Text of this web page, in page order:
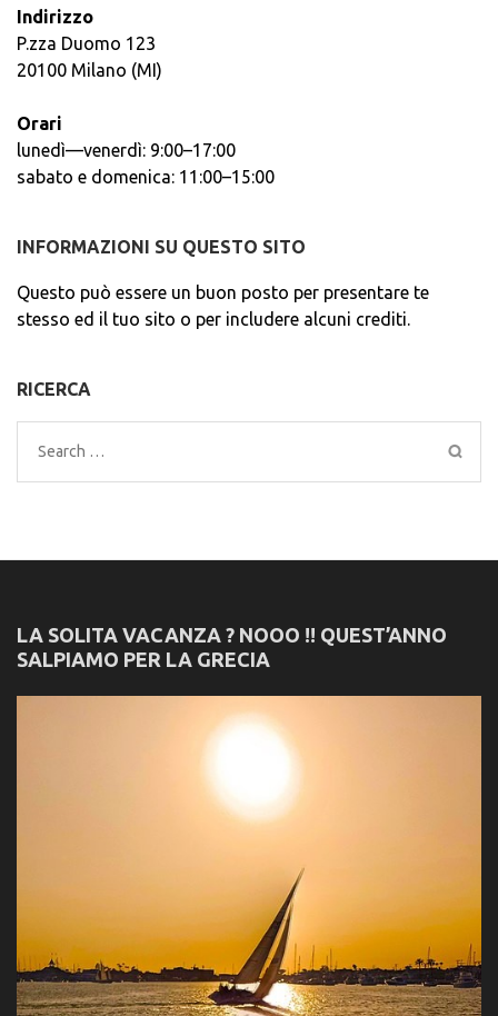
Indirizzo
P.zza Duomo 123
20100 Milano (MI)
Orari
lunedì—venerdì: 9:00–17:00
sabato e domenica: 11:00–15:00
INFORMAZIONI SU QUESTO SITO
Questo può essere un buon posto per presentare te
stesso ed il tuo sito o per includere alcuni crediti.
RICERCA
Search
for:
LA SOLITA VACANZA ? NOOO !! QUEST’ANNO
SALPIAMO PER LA GRECIA